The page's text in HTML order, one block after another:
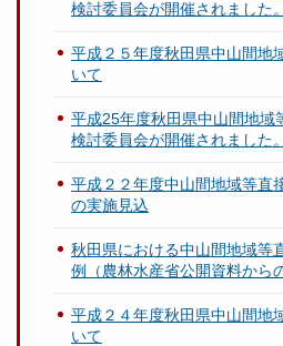
検討委員会が開催されました。
平成２５年度秋田県中山間地
いて
平成25年度秋田県中山間地域
検討委員会が開催されました。
平成２２年度中山間地域等直
の実施見込
秋田県における中山間地域等
例（農林水産省公開資料から
平成２４年度秋田県中山間地
いて